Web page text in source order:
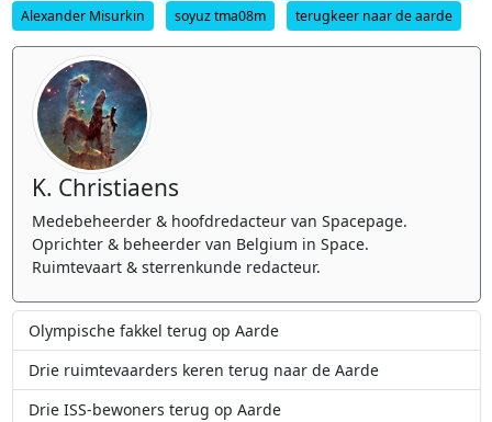
Alexander Misurkin
soyuz tma08m terugkeer naar de aarde
K. Christiaens
Medebeheerder & hoofdredacteur van Spacepage.
Oprichter & beheerder van Belgium in Space.
Ruimtevaart & sterrenkunde redacteur.
Olympische fakkel terug op Aarde
Drie ruimtevaarders keren terug naar de Aarde
Drie ISS-bewoners terug op Aarde